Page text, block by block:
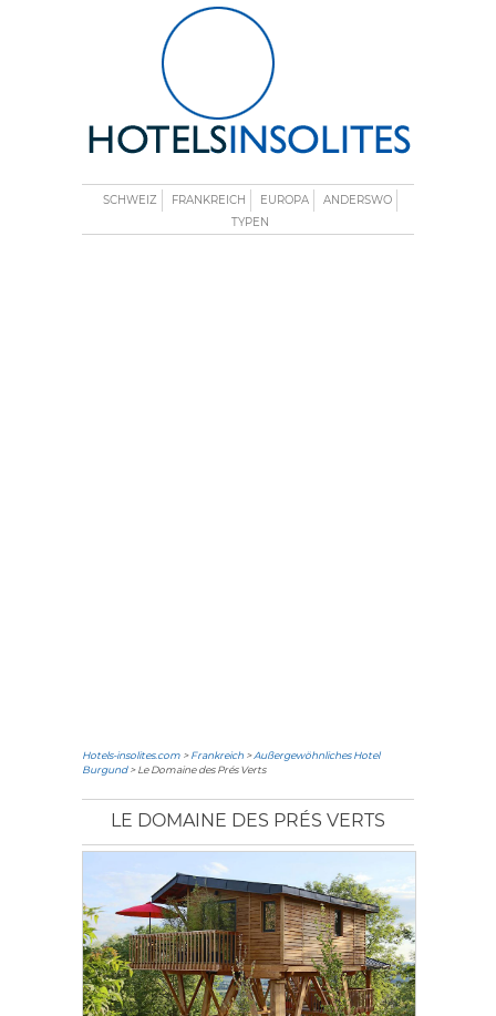
SCHWEIZ FRANKREICH EUROPA
ANDERSWO
TYPEN
Hotels-insolites.com >Frankreich >Außergewöhnliches Hotel
Burgund> Le Domaine des Prés Verts
LE DOMAINE DES PRÉS VERTS